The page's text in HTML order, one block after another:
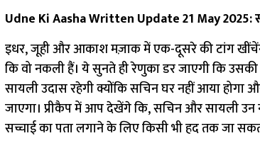
Udne Ki Aasha Written Update 21 May 2025:
इधर, जूही और आकाश मज़ाक में एक-दूसरे की टांग
कि वो नकली हैं। ये सुनते ही रेणुका डर जाएगी कि
सायली उदास रहेगी क्योंकि सचिन घर नहीं आया होगा
जाएगा। प्रीकैप में आप देखेंगे कि, सचिन और सायली उन
सच्चाई का पता लगाने के लिए किसी भी हद तक जा